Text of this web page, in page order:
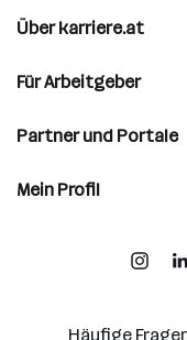
Über karriere.at
Für Arbeitgeber
Partner und Portale
Mein Profil
Häufige